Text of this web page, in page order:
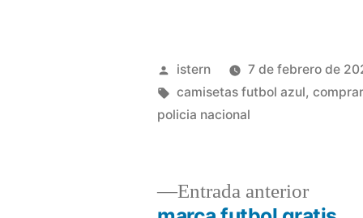
Publicado
por
istern 7 de febrero de
Etiquetas:
camisetas futbol azul,
policia nacional
Entrada anteriorEntrada